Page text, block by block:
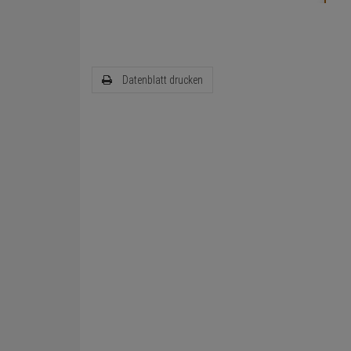
Datenblatt drucken